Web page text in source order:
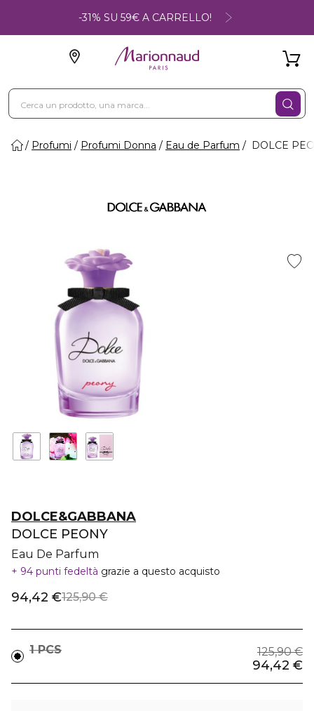
-31% SU 59€ A CARRELLO!
Profumi Profumi Donna Eau de Parfum DOLCE
DOLCE&GABBANA
DOLCE PEONY
Eau De Parfum
94 punti fedeltà grazie a questo acquisto
94,42 €125,90 €
1 PCS 125,90 €
94,42 €